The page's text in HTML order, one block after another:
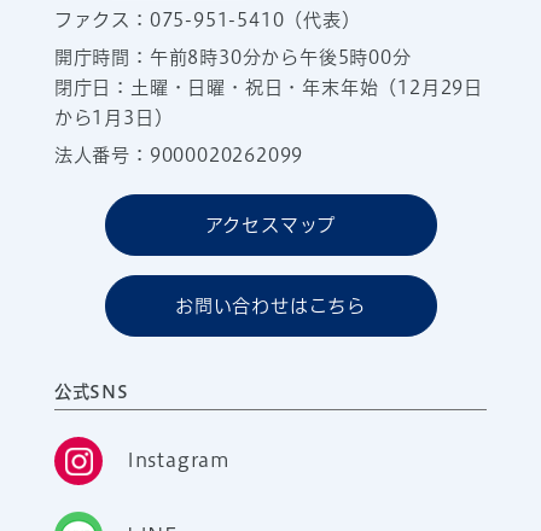
ファクス：075-951-5410（代表）
開庁時間：午前8時30分から午後5時00分
閉庁日：土曜・日曜・祝日・年末年始（12月29日
から1月3日）
法人番号：9000020262099
アクセスマップ
お問い合わせはこちら
公式SNS
Instagram